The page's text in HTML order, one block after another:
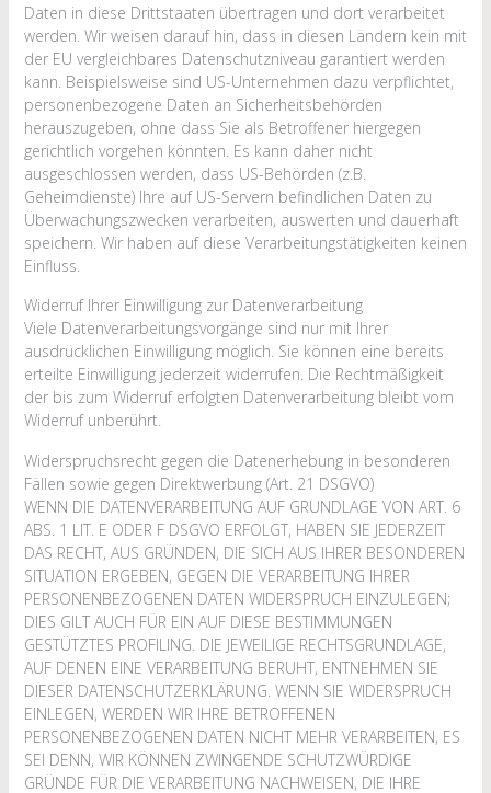
Daten in diese Drittstaaten übertragen und dort verarbeitet
werden. Wir weisen darauf hin, dass in diesen Ländern kein mit
der EU vergleichbares Datenschutzniveau garantiert werden
kann. Beispielsweise sind US-Unternehmen dazu verpflichtet,
personenbezogene Daten an Sicherheitsbehörden
herauszugeben, ohne dass Sie als Betroffener hiergegen
gerichtlich vorgehen könnten. Es kann daher nicht
ausgeschlossen werden, dass US-Behörden (z.B.
Geheimdienste) Ihre auf US-Servern befindlichen Daten zu
Überwachungszwecken verarbeiten, auswerten und dauerhaft
speichern. Wir haben auf diese Verarbeitungstätigkeiten keinen
Einfluss.
Widerruf Ihrer Einwilligung zur Datenverarbeitung
Viele Datenverarbeitungsvorgänge sind nur mit Ihrer
ausdrücklichen Einwilligung möglich. Sie können eine bereits
erteilte Einwilligung jederzeit widerrufen. Die Rechtmäßigkeit
der bis zum Widerruf erfolgten Datenverarbeitung bleibt vom
Widerruf unberührt.
Widerspruchsrecht gegen die Datenerhebung in besonderen
Fällen sowie gegen Direktwerbung (Art. 21 DSGVO)
WENN DIE DATENVERARBEITUNG AUF GRUNDLAGE VON ART. 6
ABS. 1 LIT. E ODER F DSGVO ERFOLGT, HABEN SIE JEDERZEIT
DAS RECHT, AUS GRÜNDEN, DIE SICH AUS IHRER BESONDEREN
SITUATION ERGEBEN, GEGEN DIE VERARBEITUNG IHRER
PERSONENBEZOGENEN DATEN WIDERSPRUCH EINZULEGEN;
DIES GILT AUCH FÜR EIN AUF DIESE BESTIMMUNGEN
GESTÜTZTES PROFILING. DIE JEWEILIGE RECHTSGRUNDLAGE,
AUF DENEN EINE VERARBEITUNG BERUHT, ENTNEHMEN SIE
DIESER DATENSCHUTZERKLÄRUNG. WENN SIE WIDERSPRUCH
EINLEGEN, WERDEN WIR IHRE BETROFFENEN
PERSONENBEZOGENEN DATEN NICHT MEHR VERARBEITEN, ES
SEI DENN, WIR KÖNNEN ZWINGENDE SCHUTZWÜRDIGE
GRÜNDE FÜR DIE VERARBEITUNG NACHWEISEN, DIE IHRE